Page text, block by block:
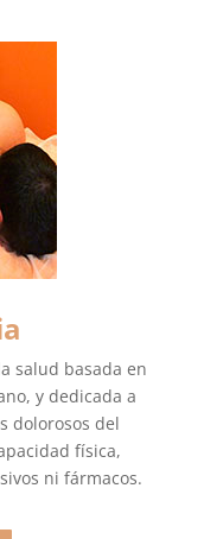
salud basada en
y dedicada a
dolorosos del
física,
ni fármacos.